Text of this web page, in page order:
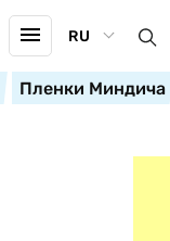
RU
Пленки Миндича